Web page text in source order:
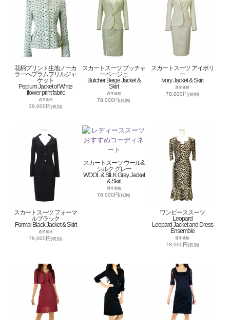
花柄プリント生地ノーカ
ラーぺプラムフリルジャ
ケット
Peplum Jacket of White
flower print fabric
通常価格
39,000円(税別)
スカートスーツ ブッチャ
ーベージュ
Butcher Beige Jacket &
Skirt
通常価格
78,000円(税別)
スカートスーツ アイボリ
ー
Ivory Jacket & Skirt
通常価格
78,000円(税別)
スカートスーツ フォーマ
ルブラック
Formal Black Jacket & Skirt
通常価格
78,000円(税別)
スカートスーツ ウール&
シルク グレー
WOOL & SILK Gray Jacket
& Skirt
通常価格
78,000円(税別)
ワンピーススーツ
Leopard
Leopard Jacket and Dress
Ensemble
通常価格
78,000円(税別)